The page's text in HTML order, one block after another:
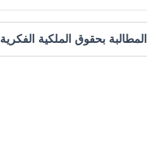
المطالبة بحقوق الملكية الفكرية